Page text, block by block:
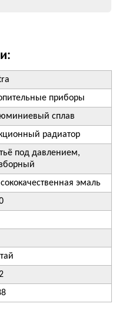
приборы
сплав
радиатор
под давлением,
эмаль